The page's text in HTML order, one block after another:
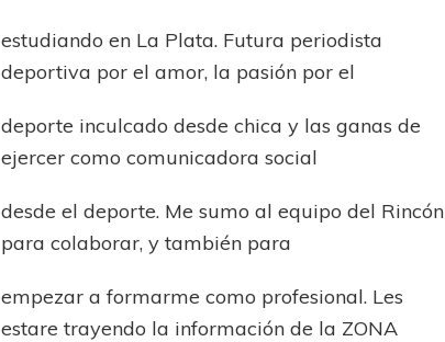
estudiando en La Plata. Futura periodista
deportiva por el amor, la pasión por el
deporte inculcado desde chica y las ganas de
ejercer como comunicadora social
desde el deporte. Me sumo al equipo del Rincón
para colaborar, y también para
empezar a formarme como profesional. Les
estare trayendo la información de la ZONA